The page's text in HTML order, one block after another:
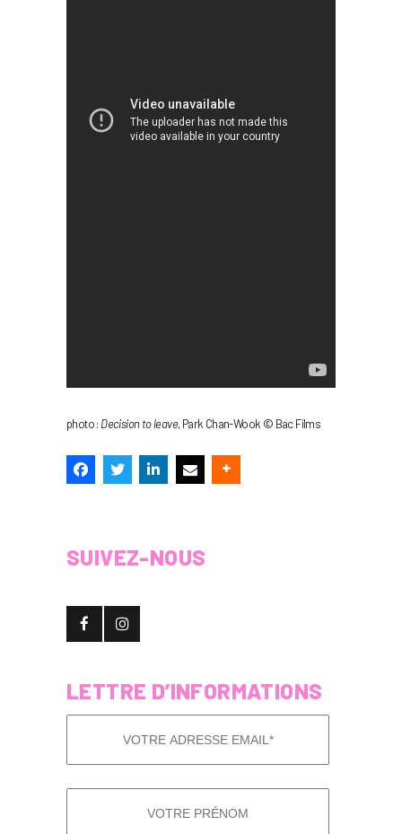
photo : Decision to leave, Park Chan-Wook © Bac Films
SUIVEZ-NOUS
LETTRE D’INFORMATIONS